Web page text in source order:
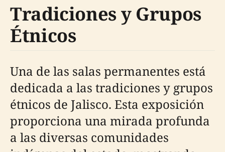
Tradiciones y Grupos
Étnicos
Una de las salas permanentes está
dedicada a las tradiciones y grupos
étnicos de Jalisco. Esta exposición
proporciona una mirada profunda
a las diversas comunidades